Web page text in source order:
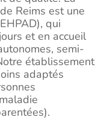
Reims est une
qui
et en accueil
semi-
établissement
adaptés